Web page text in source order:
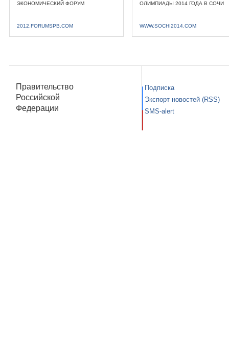
ЭКОНОМИЧЕСКИЙ ФОРУМ
2012.FORUMSPB.COM
ОЛИМПИАДЫ 2014 ГОДА В СОЧИ
WWW.SOCHI2014.COM
Правительство
Российской
Федерации
Подписка
Экспорт новостей (RSS)
SMS-alert